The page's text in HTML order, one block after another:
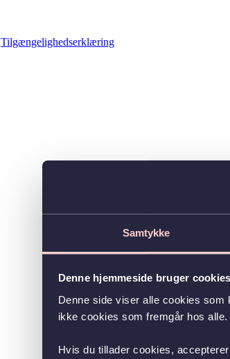
Samtykke
Denne hjemmeside bruger cookies
Denne side viser alle cookies
ikke cookies som fremgår hos alle.
Hvis du tillader cookies,
Tilgængelighedserklæring